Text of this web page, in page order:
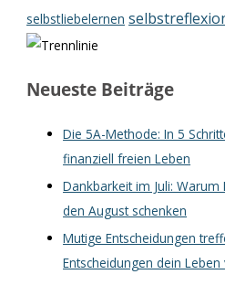
selbstliebelernen
Neueste Beiträge
Die 5A-Methode: In 5
finanziell freien Leben
Dankbarkeit im Juli:
den August schenken
Mutige Entscheidungen
Entscheidungen dein